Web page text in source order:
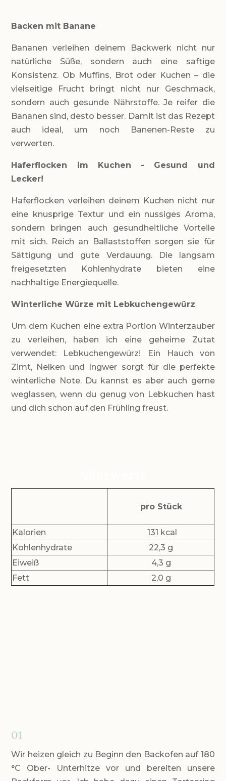
Backen mit Banane
Bananen verleihen deinem Backwerk nicht nur
natürliche Süße, sondern auch eine saftige
Konsistenz. Ob Muffins, Brot oder Kuchen – die
vielseitige Frucht bringt nicht nur Geschmack,
sondern auch gesunde Nährstoffe. Je reifer die
Bananen sind, desto besser. Damit ist das Rezept
auch ideal, um noch Banenen-Reste zu
verwerten.
Haferflocken im Kuchen - Gesund und
Lecker!
Haferflocken verleihen deinem Kuchen nicht nur
eine knusprige Textur und ein nussiges Aroma,
sondern bringen auch gesundheitliche Vorteile
mit sich. Reich an Ballaststoffen sorgen sie für
Sättigung und gute Verdauung. Die langsam
freigesetzten Kohlenhydrate bieten eine
nachhaltige Energiequelle.
Winterliche Würze mit Lebkuchengewürz
Um dem Kuchen eine extra Portion Winterzauber
zu verleihen, haben ich eine geheime Zutat
verwendet: Lebkuchengewürz! Ein Hauch von
Zimt, Nelken und Ingwer sorgt für die perfekte
winterliche Note. Du kannst es aber auch gerne
weglassen, wenn du genug von Lebkuchen hast
und dich schon auf den Frühling freust.
pro Stück
Kalorien
131 kcal
Kohlenhydrate
22,3 g
Eiweiß
4,3 g
Fett
2,0 g
01
Wir heizen gleich zu Beginn den Backofen auf 180
°C Ober- Unterhitze vor und bereiten unsere